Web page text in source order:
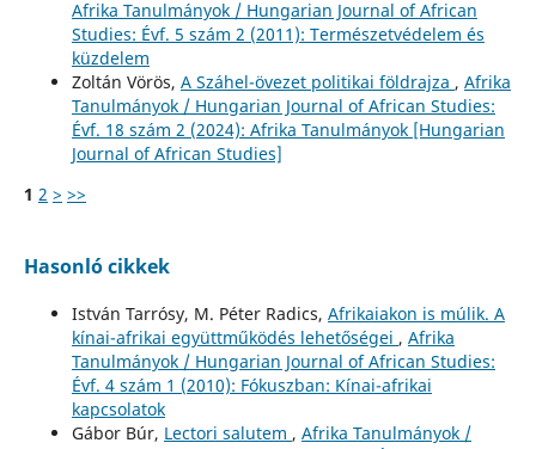
Afrika Tanulmányok / Hungarian Journal of African
Studies: Évf. 5 szám 2 (2011): Természetvédelem és
küzdelem
Zoltán Vörös, A Száhel-övezet politikai földrajza , Afrika
Tanulmányok / Hungarian Journal of African Studies:
Évf. 18 szám 2 (2024): Afrika Tanulmányok [Hungarian
Journal of African Studies]
1 2 > >>
Hasonló cikkek
István Tarrósy, M. Péter Radics, Afrikaiakon is múlik. A
kínai-afrikai együttműködés lehetőségei , Afrika
Tanulmányok / Hungarian Journal of African Studies:
Évf. 4 szám 1 (2010): Fókuszban: Kínai-afrikai
kapcsolatok
Gábor Búr, Lectori salutem , Afrika Tanulmányok /